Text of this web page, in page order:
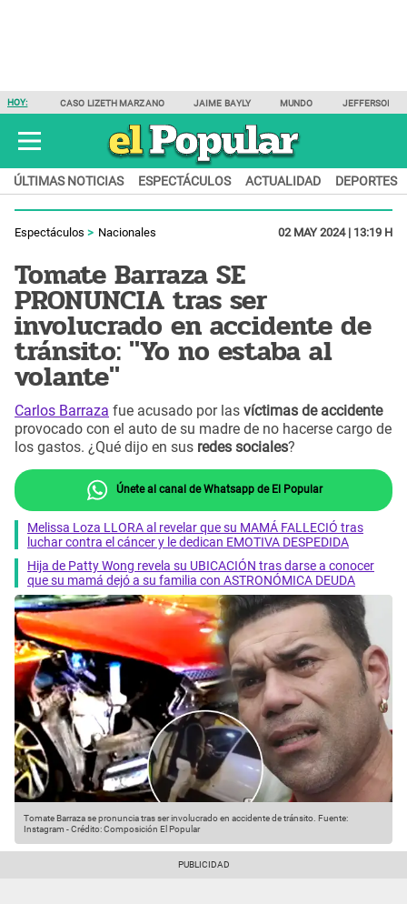
HOY: CASO LIZETH MARZANO JAIME BAYLY MUNDO JEFFERSON
ÚLTIMAS NOTICIAS ESPECTÁCULOS ACTUALIDAD DEPORTES
Espectáculos Nacionales 02 MAY 2024 | 13:19 H
Tomate Barraza SE
PRONUNCIA tras ser
involucrado en accidente de
tránsito: "Yo no estaba al
volante"
Carlos Barraza fue acusado por las víctimas de accidente
provocado con el auto de su madre de no hacerse cargo de
los gastos. ¿Qué dijo en sus redes sociales?
Únete al canal de Whatsapp de El Popular
Melissa Loza LLORA al revelar que su MAMÁ FALLECIÓ tras
luchar contra el cáncer y le dedican EMOTIVA DESPEDIDA
Hija de Patty Wong revela su UBICACIÓN tras darse a conocer
que su mamá dejó a su familia con ASTRONÓMICA DEUDA
Tomate Barraza se pronuncia tras ser involucrado en accidente de tránsito. Fuente:
Instagram -Crédito: Composición El Popular